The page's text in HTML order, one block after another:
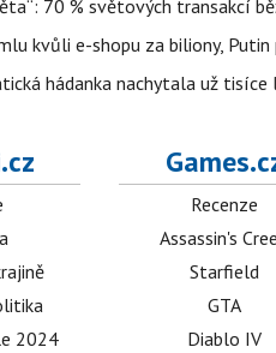
70 % světových transakcí
kvůli e-shopu za biliony,
hádanka nachytala už
2024
Recenze
Assassin's
Starfield
GTA
Diablo IV